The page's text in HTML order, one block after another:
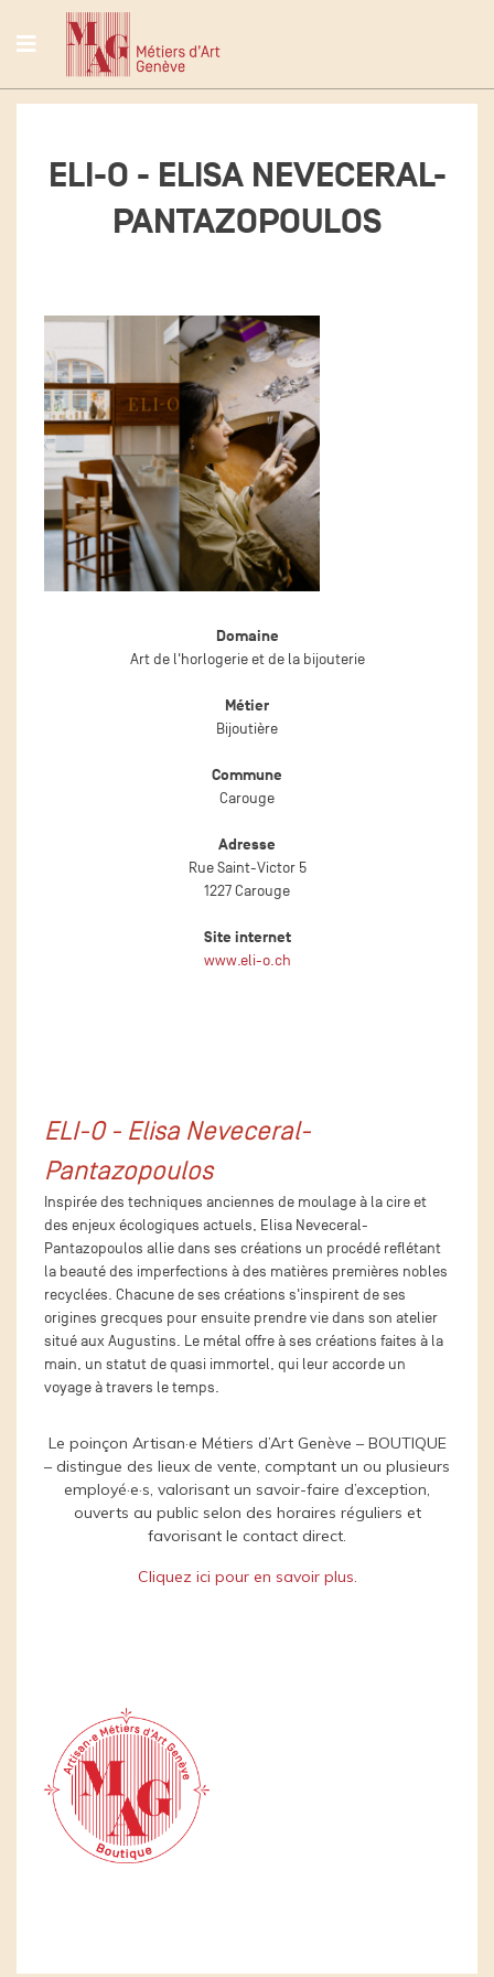
ELI-O - ELISA NEVECERAL-
PANTAZOPOULOS
Domaine
Art de l'horlogerie et de la bijouterie
Métier
Bijoutière
Commune
Carouge
Adresse
Rue Saint-Victor 5
1227 Carouge
Site internet
www.eli-o.ch
ELI-O - Elisa Neveceral-
Pantazopoulos
Inspirée des techniques anciennes de moulage à la cire et
des enjeux écologiques actuels, Elisa Neveceral-
Pantazopoulos allie dans ses créations un procédé reflétant
la beauté des imperfections à des matières premières nobles
recyclées. Chacune de ses créations s'inspirent de ses
origines grecques pour ensuite prendre vie dans son atelier
situé aux Augustins. Le métal offre à ses créations faites à la
main, un statut de quasi immortel, qui leur accorde un
voyage à travers le temps.
Le poinçon Artisan·e Métiers d’Art Genève – BOUTIQUE
– distingue des lieux de vente, comptant un ou plusieurs
employé·e·s, valorisant un savoir-faire d’exception,
ouverts au public selon des horaires réguliers et
favorisant le contact direct.
Cliquez ici pour en savoir plus.